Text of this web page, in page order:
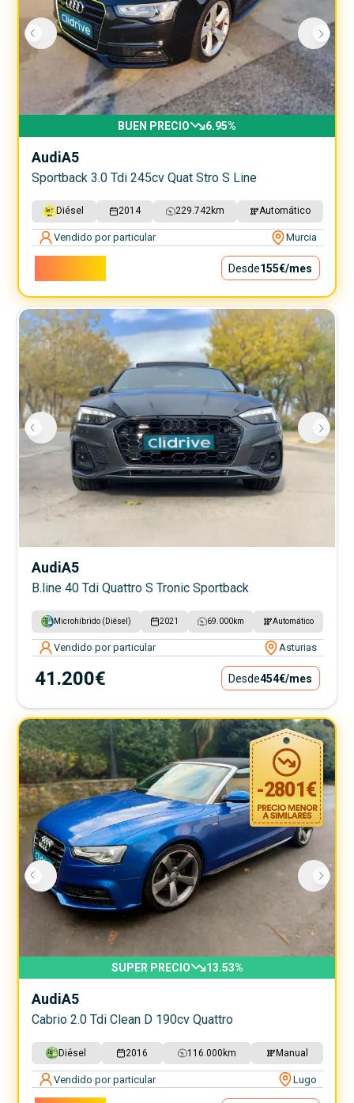
BUEN PRECIO 6.95%
AudiA5
Sportback 3.0 Tdi 245cv Quat Stro S Line
Diésel 2014 229.742km Automático
Vendido por particular Murcia
Desde155€/mes
AudiA5
B.line 40 Tdi Quattro S Tronic Sportback
Microhíbrido (Diésel) 2021 69.000km Automático
Vendido por particular Asturias
41.200€ Desde454€/mes
-2801€
SUPER PRECIO 13.53%
AudiA5
Cabrio 2.0 Tdi Clean D 190cv Quattro
Diésel 2016 116.000 km Manual
Vendido por particular Lugo